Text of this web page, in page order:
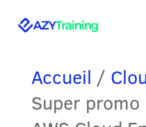
Accueil /
Super